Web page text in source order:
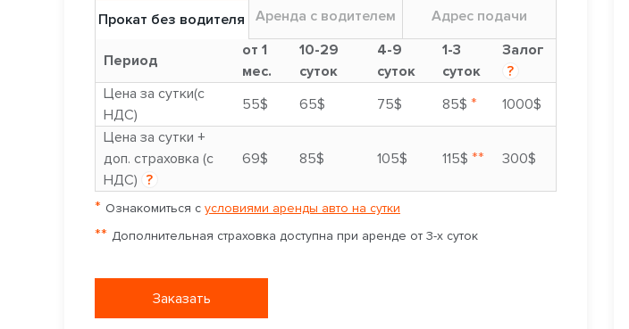
Прокат без водителя Аренда с водителем Адрес подачи
Период
от 1
мес.
10-29
суток
4-9
суток
1-3
суток
Залог
?
Цена за сутки(с
НДС)
55$ 65$ 75$ 85$ *
1000$
Цена за сутки +
доп. страховка (с
НДС) ?
69$ 85$ 105$ 115$ ** 300$
* Ознакомиться с условиями аренды авто на сутки
** Дополнительная страховка доступна при аренде от 3-х суток
Заказать